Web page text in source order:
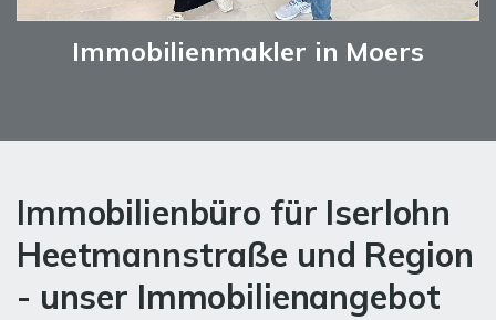
Immobilienmakler in Moers
Immobilienbüro für Iserlohn
Heetmannstraße und Region
- unser Immobilienangebot